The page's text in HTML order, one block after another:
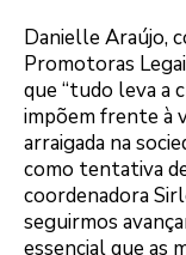
Danielle Araújo,
Promotoras
que “tudo leva a
impõem frente à
arraigada na
como tentativa
coordenadora
seguirmos
essencial que as